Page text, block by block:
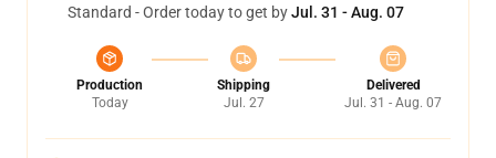
Standard - Order today to get byJul. 31 - Aug. 07
Production
Today
Shipping
Jul. 27
Delivered
Jul. 31 - Aug. 07